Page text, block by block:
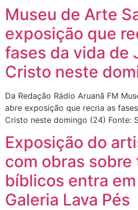
Museu de Arte
exposição que
fases da vida de
Cristo neste
Da Redação Rádio Aruanã FM
abre exposição que recria as
Cristo neste domingo (24) Fonte:
Exposição do
com obras sobre
bíblicos entra
Galeria Lava Pés